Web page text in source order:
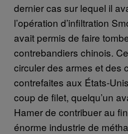
dernier cas sur lequel il
l’opération d’infiltration
avait permis de faire
contrebandiers chinois.
circuler des armes et des
contrefaites aux États-
coup de filet, quelqu’un
Hamer de contribuer au
énorme industrie de